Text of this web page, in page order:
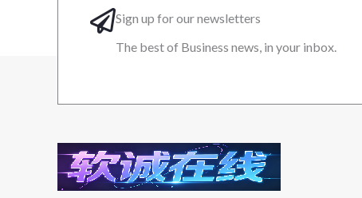
Sign up for our newsletters
The best of Business news, in your inbox.